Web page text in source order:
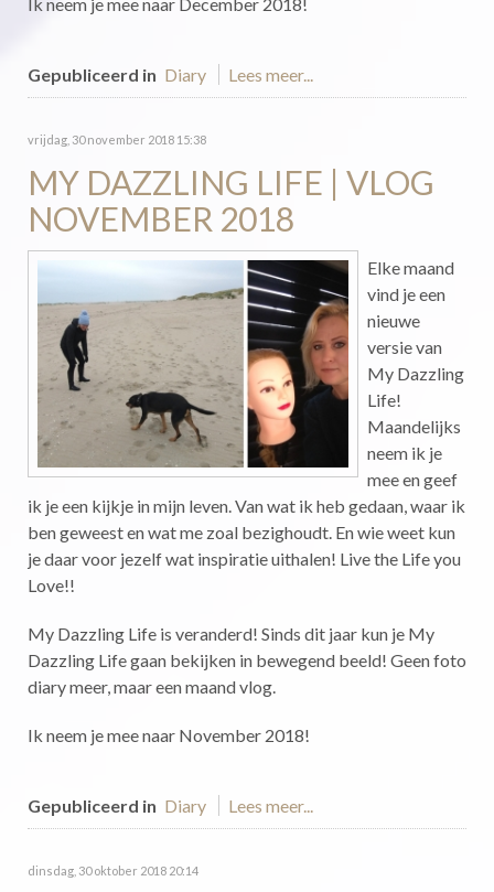
Gepubliceerd in Diary Lees meer...
vrijdag, 30 november 2018 15:38
MY DAZZLING LIFE | VLOG
NOVEMBER 2018
Elke maand
vind je een
nieuwe
versie van
My Dazzling
Life!
Maandelijks
neem ik je
mee en geef
ik je een kijkje in mijn leven. Van wat ik heb gedaan, waar ik
ben geweest en wat me zoal bezighoudt. En wie weet kun
je daar voor jezelf wat inspiratie uithalen! Live the Life you
Love!!
My Dazzling Life is veranderd! Sinds dit jaar kun je My
Dazzling Life gaan bekijken in bewegend beeld! Geen foto
diary meer, maar een maand vlog.
Ik neem je mee naar November 2018!
Gepubliceerd in Diary Lees meer...
dinsdag, 30 oktober 2018 20:14